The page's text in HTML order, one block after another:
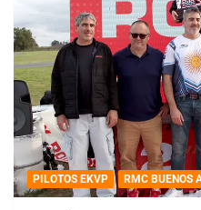
PILOTOS EKVP RMC BUENOS